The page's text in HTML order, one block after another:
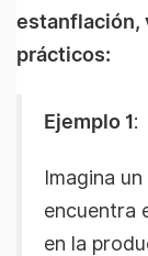
estanflación,
prácticos:
Ejemplo 1:
Imagina
encuentra
en la